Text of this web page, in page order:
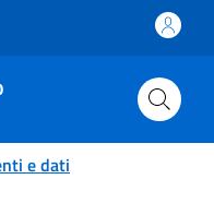
e dati